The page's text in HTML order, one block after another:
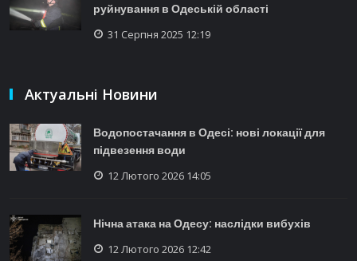
руйнування в Одеській області
31 Серпня 2025 12:19
Актуальні Новини
Водопостачання в Одесі: нові локації для
підвезення води
12 Лютого 2026 14:05
Нічна атака на Одесу: наслідки вибухів
12 Лютого 2026 12:42